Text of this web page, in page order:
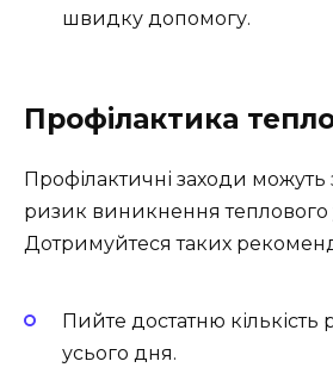
швидку допомогу.
Профілактика
Профілактичні заходи можуть
ризик виникнення теплового
Дотримуйтеся таких
Пийте достатню
усього дня.